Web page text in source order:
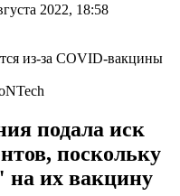
2022, 18:58
подала иск
поскольку
на их вакцину